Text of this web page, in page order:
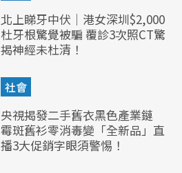
北上睇牙中伏｜港女深圳$2,000
杜牙根驚覺被騙 覆診3次照CT驚
揭神經未杜清！
社會
央視揭發二手舊衣黑色產業鏈
霉斑舊衫零消毒變「全新品」直
播3大促銷字眼須警惕！